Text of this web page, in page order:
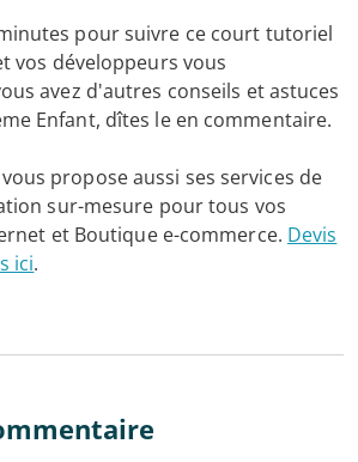
pour suivre ce court tutoriel
vos développeurs vous
avez d'autres conseils et astuces
Enfant, dîtes le en commentaire.
propose aussi ses services de
sur-mesure pour tous vos
et Boutique e-commerce. Devis
ici.